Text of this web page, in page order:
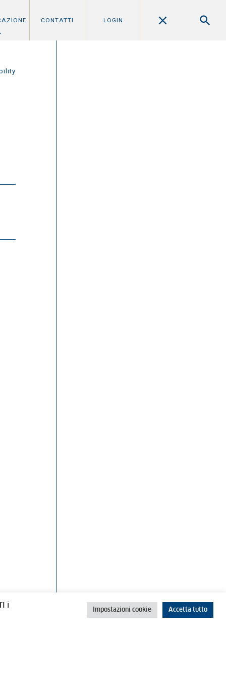
CONTATTI LOGIN
i
Impostazioni cookie Accetta tutto